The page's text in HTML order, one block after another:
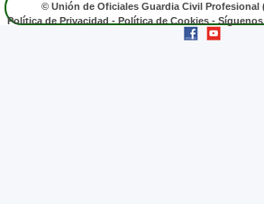
© Unión de Oficiales Guardia Civil Profesional
Política de Privacidad - Política de Cookies -